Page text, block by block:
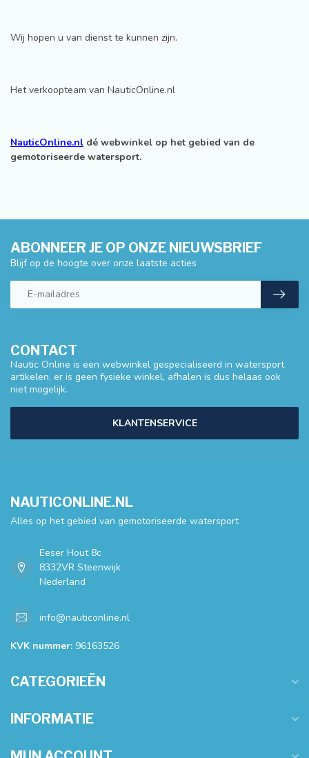
Wij hopen u van dienst te kunnen zijn.
Het verkoopteam van NauticOnline.nl
NauticOnline.nl dé webwinkel op het gebied van de
gemotoriseerde watersport.
CONTACT
Nautic Online is een webwinkel gespecialiseerd in watersport
artikelen, er is geen fysieke winkel, afhalen is dus helaas ook
niet mogelijk.
KLANTENSERVICE
ABONNEER JE OP ONZE NIEUWSBRIEF
Blijf op de hoogte over onze laatste acties
NAUTICONLINE.NL
Alles op het gebied van gemotoriseerde watersport
Eeser Hout 8c
8332VR Steenwijk
Nederland
info@nauticonline.nl
KVK nummer: 96163526
CATEGORIEËN
INFORMATIE